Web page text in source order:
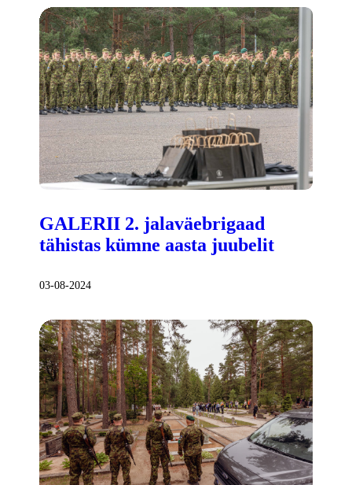
GALERII 2. jalaväebrigaad
tähistas kümne aasta juubelit
03-08-2024